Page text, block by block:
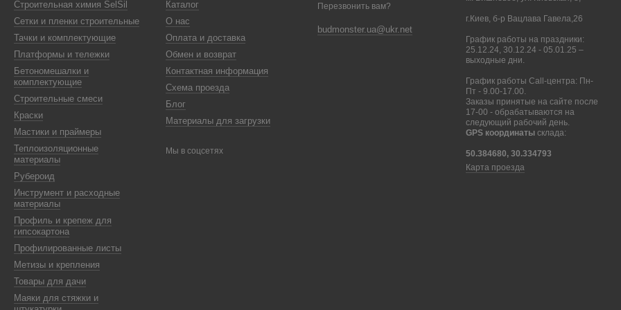
способы доставки. В отдаленные города Украины - курьерской службой на выбор клиента. По Киеву и пригороду (Бровары,
Строительная химия SelSil
Сетки и пленки строительные
Тачки и комплектующие
Платформы и тележки
Бетономешалки и
комплектующие
Строительные смеси
Краски
Мастики и праймеры
Теплоизоляционные
материалы
Рубероид
Инструмент и расходные
материалы
Профиль и крепеж для
гипсокартона
Профилированные листы
Метизы и крепления
Товары для дачи
Маяки для стяжки и
Каталог
О нас
Оплата и доставка
Обмен и возврат
Контактная информация
Схема проезда
Блог
Материалы для загрузки
Мы в соцсетях
Перезвонить вам?
budmonster.ua@ukr.net
г.Киев, б-р Вацлава Гавела,26
График работы на праздники:
25.12.24, 30.12.24 - 05.01.25 –
выходные дни.
График работы Call-центра: Пн-
Пт - 9.00-17.00.
Заказы принятые на сайте после
17-00 - обрабатываются на
следующий рабочий день.
GPS координаты склада:
50.384680, 30.334793
Карта проезда